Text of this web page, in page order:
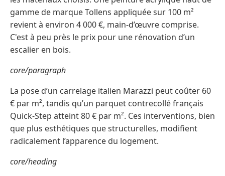
gamme de marque Tollens appliquée sur 100 m²
revient à environ 4 000 €, main-d’œuvre comprise.
C'est à peu près le prix pour une rénovation d’un
escalier en bois.
core/paragraph
La pose d’un carrelage italien Marazzi peut coûter 60
€ par m², tandis qu’un parquet contrecollé français
Quick-Step atteint 80 € par m². Ces interventions, bien
que plus esthétiques que structurelles, modifient
radicalement l’apparence du logement.
core/heading